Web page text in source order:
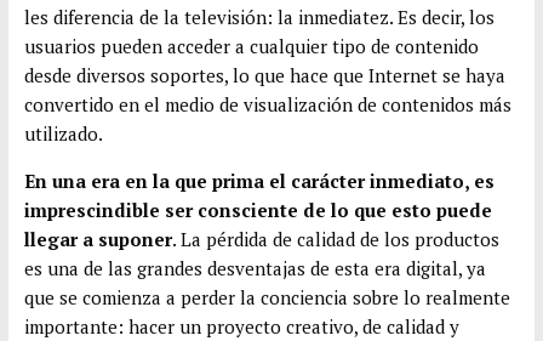
les diferencia de la televisión: la inmediatez. Es decir, los
usuarios pueden acceder a cualquier tipo de contenido
desde diversos soportes, lo que hace que Internet se haya
convertido en el medio de visualización de contenidos más
utilizado.
En una era en la que prima el carácter inmediato, es
imprescindible ser consciente de lo que esto puede
llegar a suponer. La pérdida de calidad de los productos
es una de las grandes desventajas de esta era digital, ya
que se comienza a perder la conciencia sobre lo realmente
importante: hacer un proyecto creativo, de calidad y